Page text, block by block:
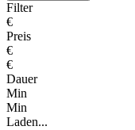
Filter
€
Preis
€
€
Dauer
Min
Min
Laden...